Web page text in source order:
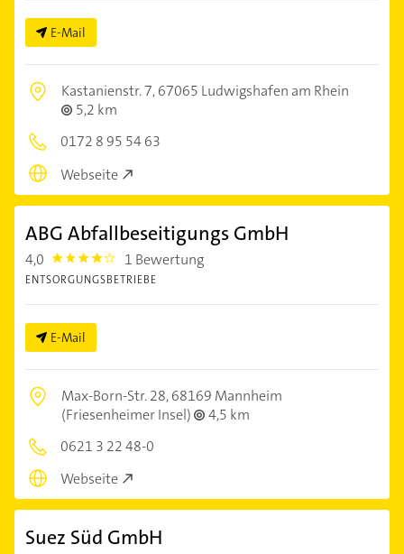
E-Mail
Kastanienstr. 7,67065 Ludwigshafen am Rhein
5,2 km
0172 8 95 54 63
Webseite
ABG Abfallbeseitigungs GmbH
4,0 4.0 1 Bewertung
ENTSORGUNGSBETRIEBE
E-Mail
Max-Born-Str. 28,68169 Mannheim
(Friesenheimer Insel)
4,5 km
0621 3 22 48-0
Webseite
Suez Süd GmbH